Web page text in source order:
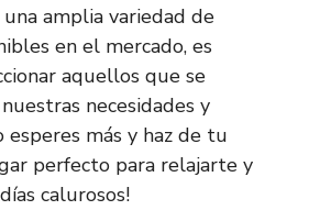
amplia variedad de
en el mercado, es
aquellos que se
necesidades y
esperes más y haz de tu
perfecto para relajarte y
calurosos!